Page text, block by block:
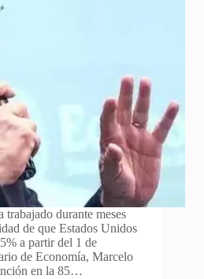
durante meses
de que Estados Unidos
a partir del 1 de
de Economía, Marcelo
en la 85…